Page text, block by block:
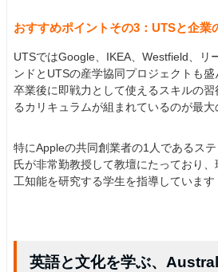
おすすめポイントその3：UTSと企業
UTSではGoogle、IKEA、Westfield、リ
ンドとUTSの産学協同プロジェクトも
卒業後に即戦力として使えるスキルの習
るカリキュラムが組まれているのが最大
特にAppleの共同創業者の1人であるス
氏が非常勤教授して教壇にたっており
工知能を研究する学生を指導しています
英語と文化を学ぶ、